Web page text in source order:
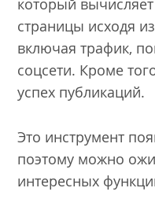
который
страницы исходя
включая трафик,
соцсети. Кроме
успех публикаций.
Это инструмент
поэтому можно
интересных